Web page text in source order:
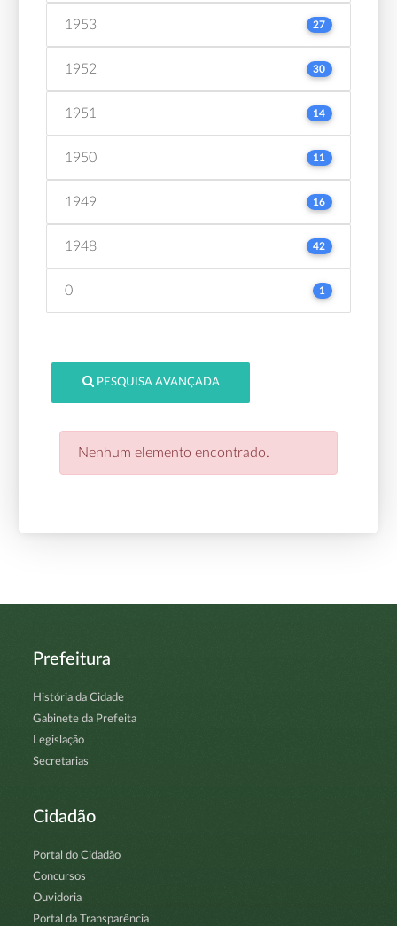
1953 27
1952 30
1951 14
1950 11
1949 16
1948 42
0 1
PESQUISA AVANÇADA
Nenhum elemento encontrado.
Prefeitura
História da Cidade
Gabinete da Prefeita
Legislação
Secretarias
Cidadão
Portal do Cidadão
Concursos
Ouvidoria
Portal da Transparência